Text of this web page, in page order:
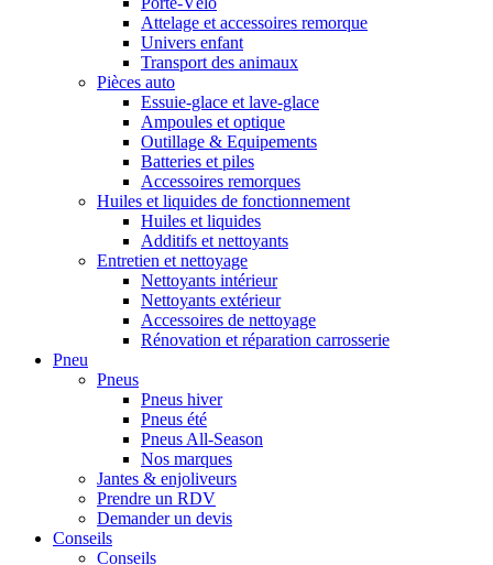
Attelage et accessoires remorque
Univers enfant
Transport des animaux
Pièces auto
Essuie-glace et lave-glace
Ampoules et optique
Outillage & Equipements
Batteries et piles
Accessoires remorques
Huiles et liquides de fonctionnement
Huiles et liquides
Additifs et nettoyants
Entretien et nettoyage
Nettoyants intérieur
Nettoyants extérieur
Accessoires de nettoyage
Rénovation et réparation carrosserie
Pneu
Pneus
Pneus hiver
Pneus été
Pneus All-Season
Nos marques
Jantes & enjoliveurs
Prendre un RDV
Demander un devis
Conseils
Conseils